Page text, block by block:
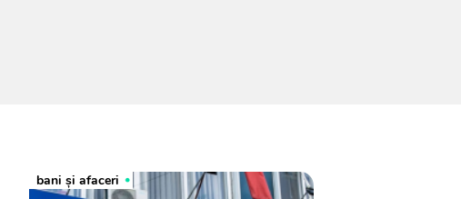
bani și afaceri